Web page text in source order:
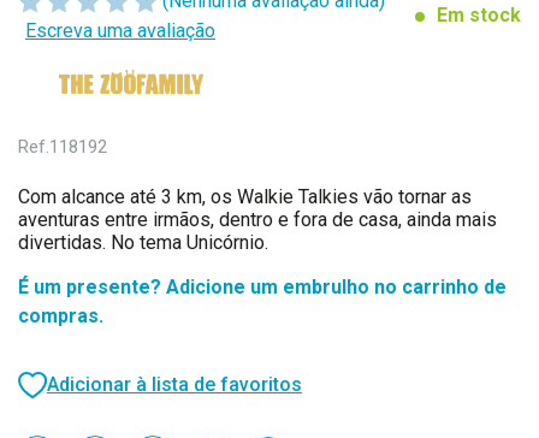
Escreva uma avaliação
Em stock
Ref.118192
Com alcance até 3 km, os Walkie Talkies vão tornar as
aventuras entre irmãos, dentro e fora de casa, ainda mais
divertidas. No tema Unicórnio.
É um presente? Adicione um embrulho no carrinho de
compras.
Adicionar à lista de favoritos